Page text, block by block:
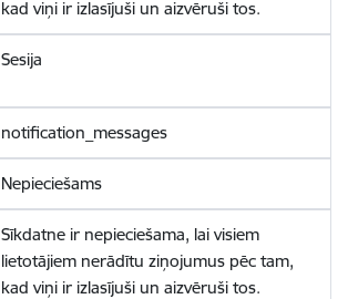
kad viņi ir izlasījuši un aizvēruši tos.
Sesija
notification_messages
Nepieciešams
Sīkdatne ir nepieciešama, lai visiem
lietotājiem nerādītu ziņojumus pēc tam,
kad viņi ir izlasījuši un aizvēruši tos.